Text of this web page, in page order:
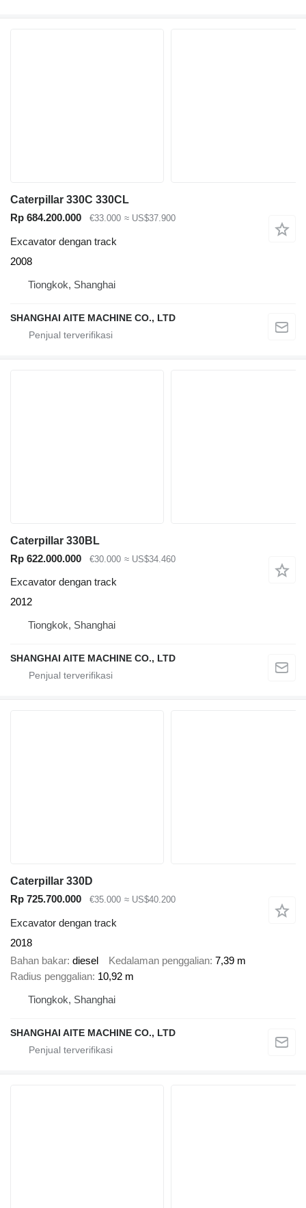
Caterpillar 330C 330CL
Rp 684.200.000
€33.000 ≈ US$37.900
Excavator dengan track
2008
Tiongkok, Shanghai
SHANGHAI AITE MACHINE CO., LTD
Caterpillar 330BL
Rp 622.000.000
€30.000 ≈ US$34.460
Excavator dengan track
2012
Tiongkok, Shanghai
SHANGHAI AITE MACHINE CO., LTD
Caterpillar 330D
Rp 725.700.000
€35.000 ≈ US$40.200
Excavator dengan track
2018
Bahan bakar diesel Kedalaman penggalian 7,39 m
Radius penggalian 10,92 m
Tiongkok, Shanghai
SHANGHAI AITE MACHINE CO., LTD